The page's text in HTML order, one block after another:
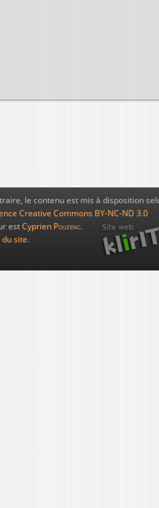
le contenu est mis à disposition
Creative Commons BY-NC-ND 3.0
estCyprien Pouzenc.
du site.